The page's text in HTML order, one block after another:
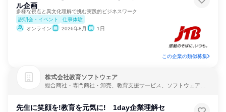
ル企画
多様な視点と異文化理解で挑む実践的ビジネスワーク
説明会・イベント
仕事体験
オンライン
2026年8月 1日
この企業の類似募集
株式会社教育ソフトウェア
総合商社・専門商社・卸売、教育支援サービス、ソフトウェア開
先生に笑顔を!教育を元気に! 1day企業理解セ